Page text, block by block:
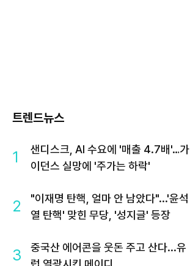
트렌드뉴스
1
샌디스크, AI 수요에 '매출 4.7배'…가
이던스 실망에 '주가는 하락'
2
"이재명 탄핵, 얼마 안 남았다"...'윤석
열 탄핵' 맞힌 무당, '성지글' 등장
3
중국산 에어콘을 웃돈 주고 산다...유